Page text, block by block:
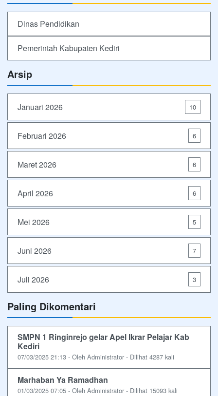
Dinas Pendidikan
Pemerintah Kabupaten Kediri
Arsip
Januari 2026 10
Februari 2026 6
Maret 2026 6
April 2026 6
Mei 2026 5
Juni 2026 7
Juli 2026 3
Paling Dikomentari
SMPN 1 Ringinrejo gelar Apel Ikrar Pelajar Kab
Kediri
07/03/2025 21:13 - Oleh Administrator - Dilihat 4287 kali
Marhaban Ya Ramadhan
01/03/2025 07:05 - Oleh Administrator - Dilihat 15093 kali